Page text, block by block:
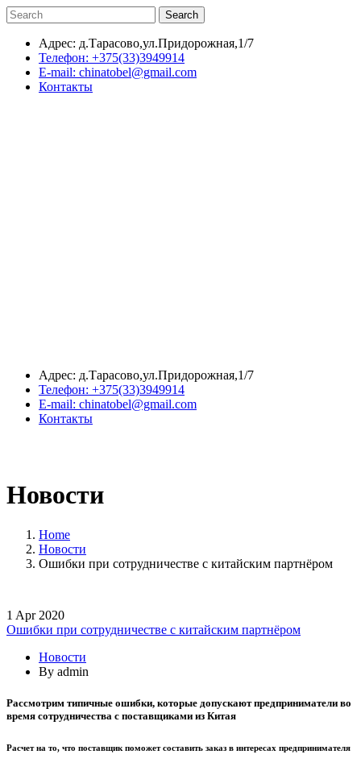
Search
Адрес: д.Тарасово,ул.Придорожная,1/7
Телефон: +375(33)3949914
E-mail: chinatobel@gmail.com
Контакты
Адрес: д.Тарасово,ул.Придорожная,1/7
Телефон: +375(33)3949914
E-mail: chinatobel@gmail.com
Контакты
Новости
Home
Новости
Ошибки при сотрудничестве с китайским партнёром
1 Apr 2020
Ошибки при сотрудничестве с китайским партнёром
Новости
By admin
Рассмотрим типичные ошибки, которые допускают предприниматели во
время сотрудничества с поставщиками из Китая
Расчет на то, что поставщик поможет составить заказ в интересах предпринимателя